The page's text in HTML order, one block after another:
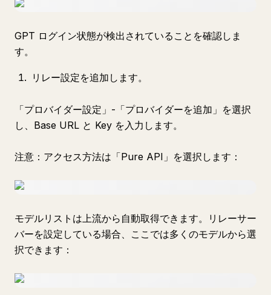
GPT ログイン状態が検出されていることを確認しま
す。
リレー設定を追加します。
「プロバイダー設定」-「プロバイダーを追加」を選択
し、Base URL と Key を入力します。
注意：アクセス方法は「Pure API」を選択します：
モデルリストは上流から自動取得できます。リレーサー
バーを設定している場合、ここでは多くのモデルから選
択できます：